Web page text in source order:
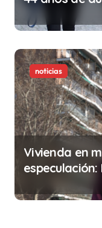
noticias
Vivienda en